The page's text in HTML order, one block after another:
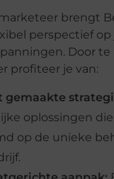
brengt
perspectief
Door te
profiteer je van:
gemaakte
oplossingen die
op de unieke